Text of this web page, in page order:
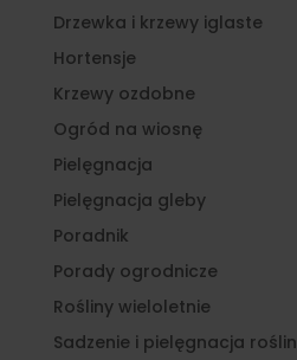
Drzewka i krzewy iglaste
Hortensje
Krzewy ozdobne
Ogród na wiosnę
Pielęgnacja
Pielęgnacja gleby
Poradnik
Porady ogrodnicze
Rośliny wieloletnie
Sadzenie i pielęgnacja roślin